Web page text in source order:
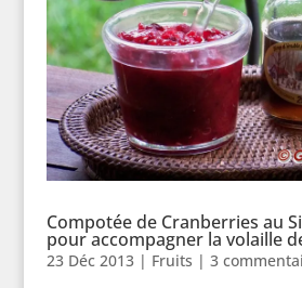
Compotée de Cranberries au
pour accompagner la volaille
23 Déc 2013| Fruits | 3